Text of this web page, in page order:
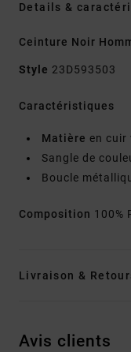
Details &
Ceinture Noir
Style 23D593503
Caractéristiques
Matière en cuir
Sangle de
Boucle
Composition 100%
Livraison &
Avis clients